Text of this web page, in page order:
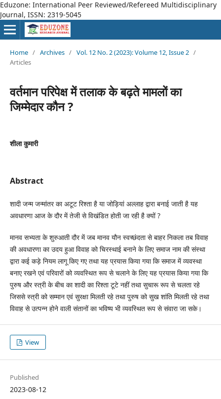
Eduzone: International Peer Reviewed/Refereed Multidisciplinary
Journal, ISSN: 2319-5045
Home / Archives / Vol. 12 No. 2 (2023): Volume 12, Issue 2 /
Articles
वर्तमान परिपेक्ष में तलाक के बढ़ते मामलों का
जिम्मेदार कौन ?
शीला कुमारी
Abstract
शादी जन्म जन्मांतर का अटूट रिश्ता है या जोड़ियां अल्लाह द्वारा बनाई जाती है यह
अवधारणा आज के दौर में तेजी से विखंडित होती जा रही है क्यों ?
मानव सभ्यता के शुरुआती दौर में जब मानव यौन स्वच्छंदता से बाहर निकला तब विवाह
की अवधारणा का उदय हुआ विवाह को चिरस्थाई बनाने के लिए समाज नाम की संस्था
द्वारा कई कड़े नियम लागू किए गए तथा यह प्रयास किया गया कि समाज में व्यवस्था
बनाए रखने एवं परिवारों को व्यवस्थित रूप से चलाने के लिए यह प्रयास किया गया कि
पुरुष और स्त्री के बीच का शादी का रिश्ता टूटे नहीं तथा सुचारू रूप से चलता रहे
जिससे स्त्री को सम्मान एवं सुरक्षा मिलती रहे तथा पुरुष को सुख शांति मिलती रहे तथा
विवाह से उत्पन्न होने वाली संतानों का भविष्य भी व्यवस्थित रूप से संवारा जा सके।
View
Published
2023-08-12